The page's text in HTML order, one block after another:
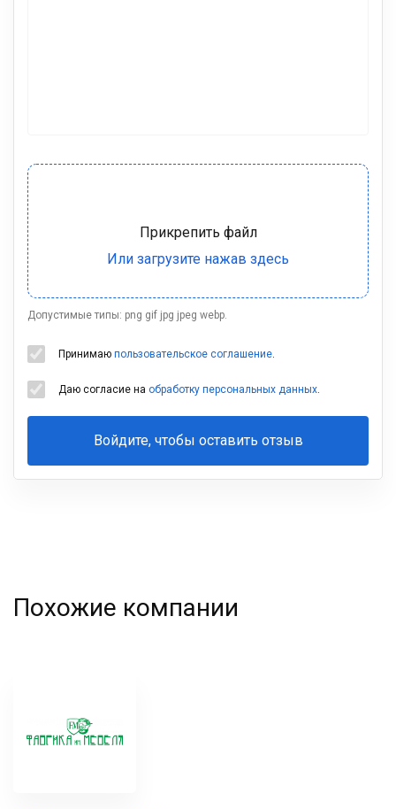
Допустимые типы: png gif jpg jpeg webp.
Принимаю пользовательское соглашение.
Даю согласие на обработку персональных данных.
Войдите, чтобы оставить отзыв
Ваша
Похожие компании